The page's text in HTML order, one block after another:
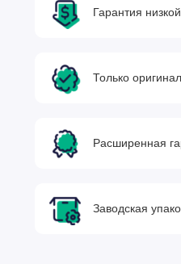
Гарантия
Только
Расширенная
Заводская